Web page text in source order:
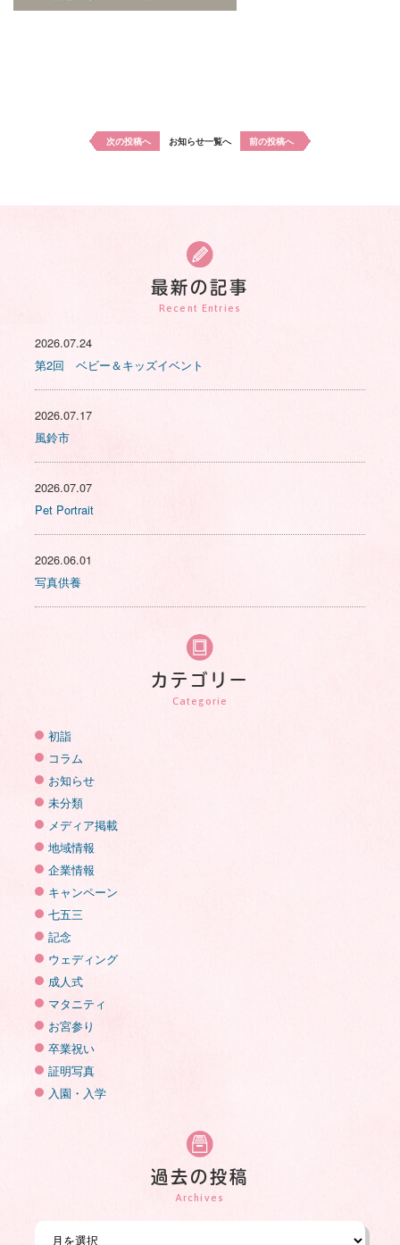
次の投稿へ お知らせ一覧へ 前の投稿へ
最新の記事
Recent Entries
2026.07.24
第2回 ベビー＆キッズイベント
2026.07.17
風鈴市
2026.07.07
Pet Portrait
2026.06.01
写真供養
カテゴリー
Categorie
初詣
コラム
お知らせ
未分類
メディア掲載
地域情報
企業情報
キャンペーン
七五三
記念
ウェディング
成人式
マタニティ
お宮参り
卒業祝い
証明写真
入園・入学
過去の投稿
Archives